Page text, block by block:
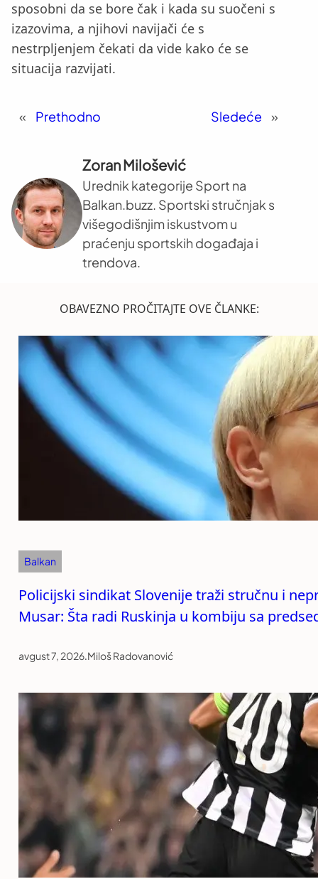
sposobni da se bore čak i kada su suočeni s
izazovima, a njihovi navijači će s
nestrpljenjem čekati da vide kako će se
situacija razvijati.
« Prethodno Sledeće »
Zoran Milošević
Urednik kategorije Sport na
Balkan.buzz. Sportski stručnjak s
višegodišnjim iskustvom u
praćenju sportskih događaja i
trendova.
OBAVEZNO PROČITAJTE OVE ČLANKE:
Balkan
Policijski sindikat Slovenije traži stručnu i
Musar: Šta radi Ruskinja u kombiju sa
avgust 7, 2026.Miloš Radovanović